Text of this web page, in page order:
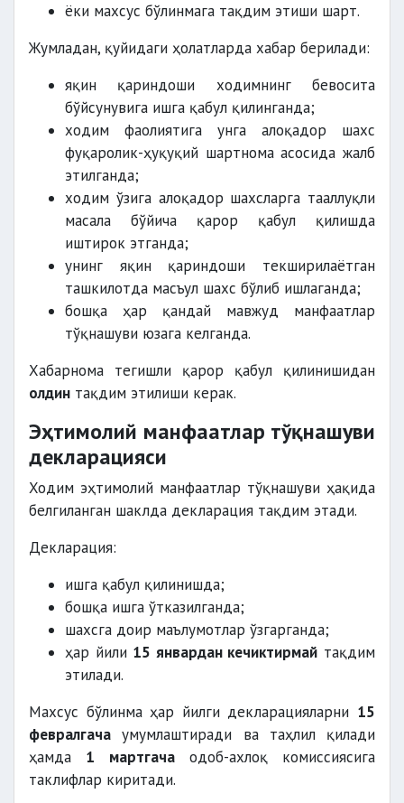
ёки махсус бўлинмага тақдим этиши шарт.
Жумладан, қуйидаги ҳолатларда хабар берилади:
яқин қариндоши ходимнинг бевосита
бўйсунувига ишга қабул қилинганда;
ходим фаолиятига унга алоқадор шахс
фуқаролик-ҳуқуқий шартнома асосида жалб
этилганда;
ходим ўзига алоқадор шахсларга тааллуқли
масала бўйича қарор қабул қилишда
иштирок этганда;
унинг яқин қариндоши текширилаётган
ташкилотда масъул шахс бўлиб ишлаганда;
бошқа ҳар қандай мавжуд манфаатлар
тўқнашуви юзага келганда.
Хабарнома тегишли қарор қабул қилинишидан
олдин тақдим этилиши керак.
Эҳтимолий манфаатлар тўқнашуви
декларацияси
Ходим эҳтимолий манфаатлар тўқнашуви ҳақида
белгиланган шаклда декларация тақдим этади.
Декларация:
ишга қабул қилинишда;
бошқа ишга ўтказилганда;
шахсга доир маълумотлар ўзгарганда;
ҳар йили 15 январдан кечиктирмай тақдим
этилади.
Махсус бўлинма ҳар йилги декларацияларни 15
февралгача умумлаштиради ва таҳлил қилади
ҳамда 1 мартгачаодоб-ахлоқ комиссиясига
таклифлар киритади.